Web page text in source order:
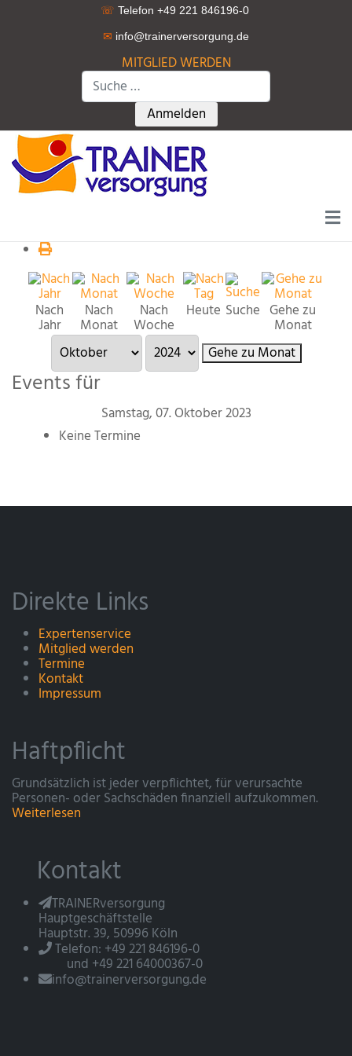
☏ Telefon +49 221 846196-0
✉ info@trainerversorgung.de
MITGLIED WERDEN
Suchen
Type 2 or more characters for
Anmelden
Nach
Jahr
Nach
Monat
Nach
Woche
Heute Suche Gehe zu
Monat
Gehe zu Monat
Events für
Samstag, 07. Oktober 2023
Keine Termine
Direkte Links
Expertenservice
Mitglied werden
Termine
Kontakt
Impressum
Haftpflicht
Grundsätzlich ist jeder verpflichtet, für verursachte
Personen- oder Sachschäden finanziell aufzukommen.
Weiterlesen
Kontakt
TRAINERversorgung
Hauptgeschäftstelle
Hauptstr. 39, 50996 Köln
Telefon: +49 221 846196-0
und +49 221 64000367-0
info@trainerversorgung.de